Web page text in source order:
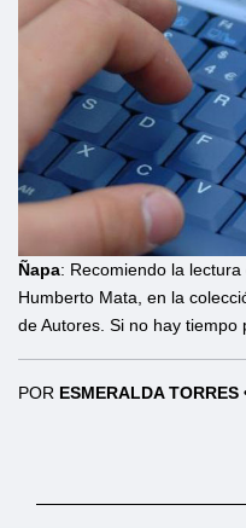
Ñapa: Recomiendo la
Humberto Mata, en la
de Autores. Si no hay tiempo
POR ESMERALDA TORRES